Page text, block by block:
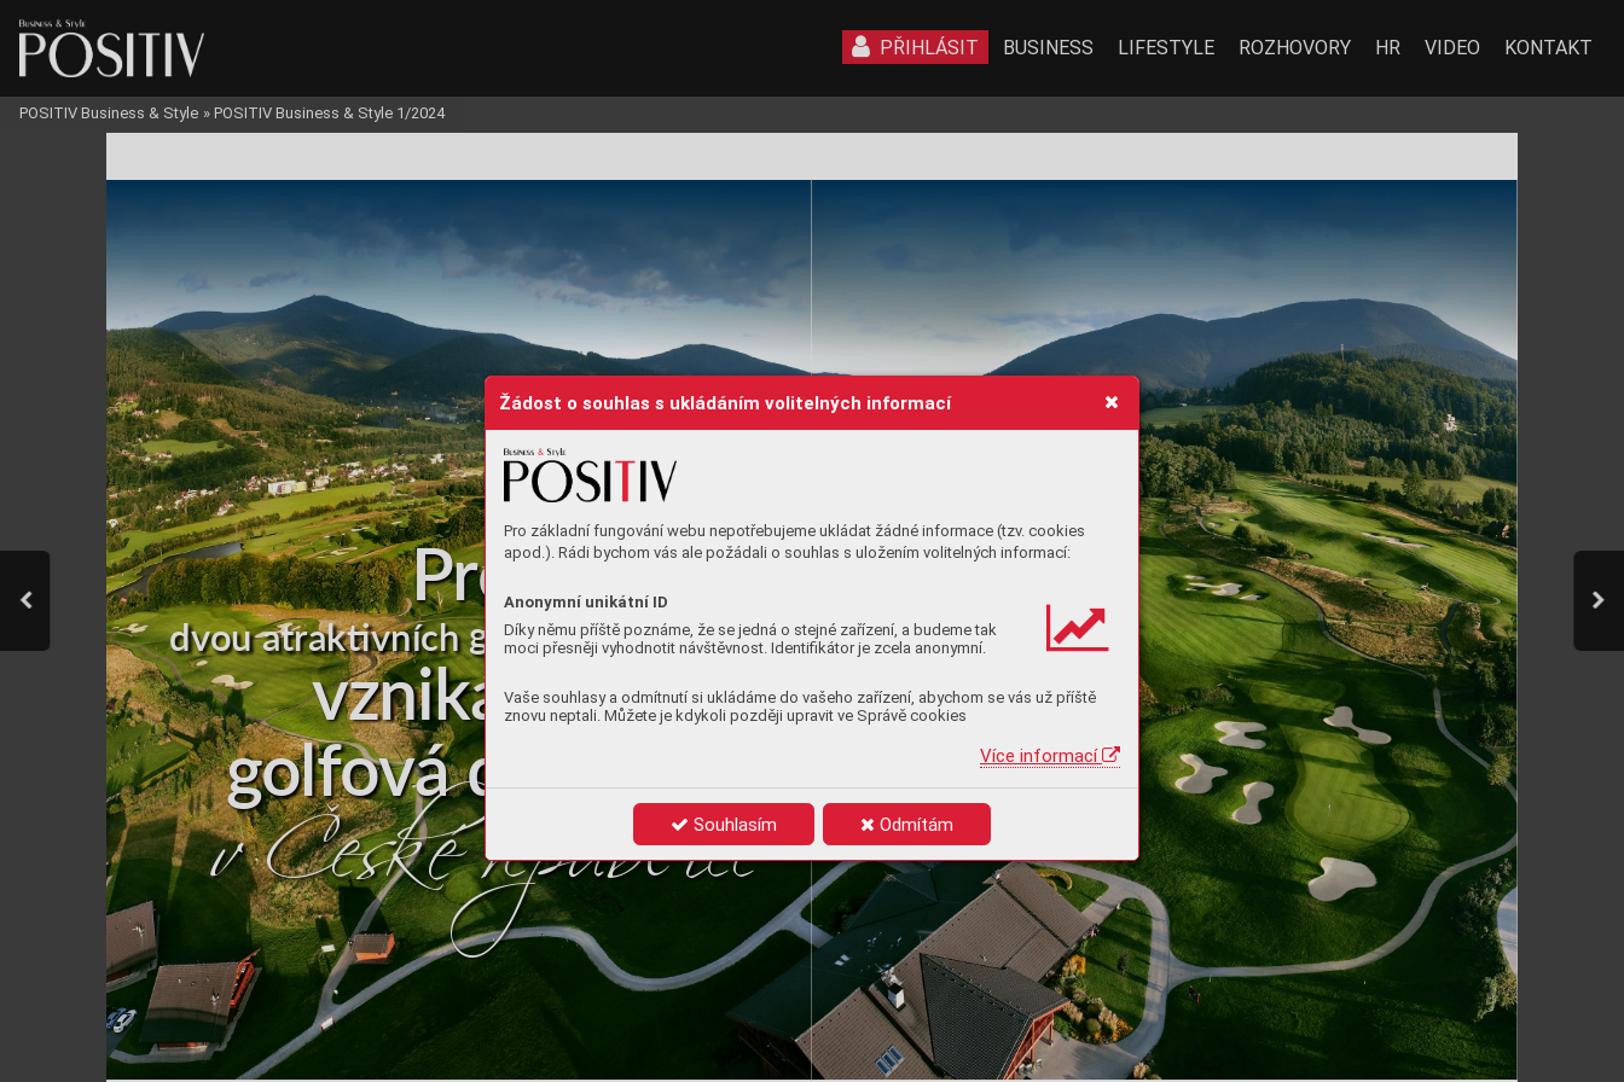
Žádost o souhlas s ukládáním volitelných informací
Pro základní fungování webu nepotřebujeme ukládat žádné informace (tzv. cookies
apod.). Rádi bychom vás ale požádali o souhlas s uložením volitelných informací:
Anonymní unikátní ID
Díky němu příště poznáme, že se jedná o stejné zařízení, a budeme tak
moci přesněji vyhodnotit návštěvnost. Identifikátor je zcela anonymní.
Vaše souhlasy a odmítnutí si ukládáme do vašeho zařízení, abychom se vás už příště
znovu neptali. Můžete je kdykoli později upravit ve Správě cookies
Více informací
Souhlasím Odmítám
Propojením
dvou atrakvních g olfových resortů
vzniká největší
golfová desnace
v České republice
PŘIHLÁSIT BUSINESS LIFESTYLE ROZHOVORY HR VIDEO KONTAKT
POSITIV Business & Style » POSITIV Business & Style 1/2024